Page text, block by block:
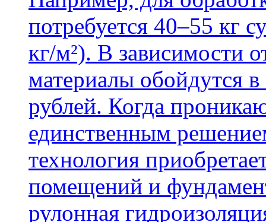
потребуется 40–55 кг
кг/м²). В зависимости
материалы обойдутся
рублей. Когда
единственным
технология
помещений и
рулонная